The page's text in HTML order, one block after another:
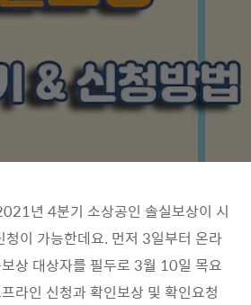
년 4분기 소상공인 솔실보상이 시
이 가능한데요. 먼저 3일부터 온라
상 대상자를 필두로 3월 10일 목요
라인 신청과 확인보상 및 확인요청